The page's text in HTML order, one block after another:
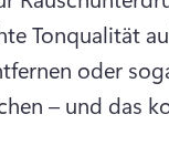
Tonqualität
oder
– und das